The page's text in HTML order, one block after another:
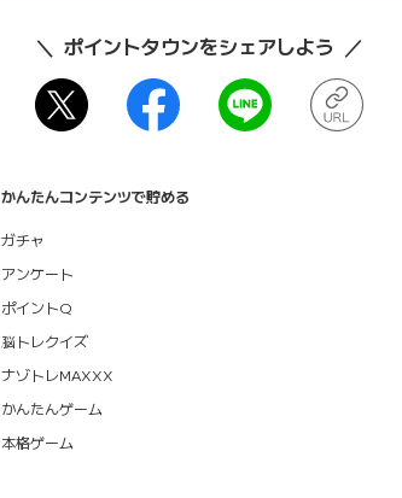
ポイントタウンをシェアしよう
かんたんコンテンツで貯める
ガチャ
アンケート
ポイントQ
脳トレクイズ
ナゾトレMAXXX
かんたんゲーム
本格ゲーム